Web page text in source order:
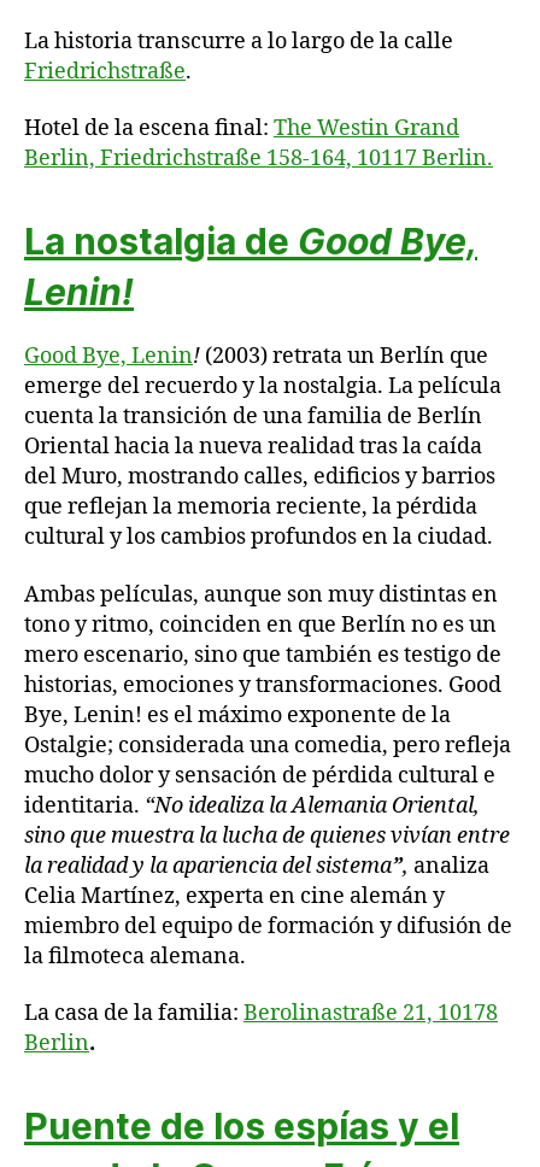
La historia transcurre a lo largo de la calle
Friedrichstraße.
Hotel de la escena final: The Westin Grand
Berlin, Friedrichstraße 158-164, 10117 Berlin.
La nostalgia de Good Bye,
Lenin!
Good Bye, Lenin! (2003) retrata un Berlín que
emerge del recuerdo y la nostalgia. La película
cuenta la transición de una familia de Berlín
Oriental hacia la nueva realidad tras la caída
del Muro, mostrando calles, edificios y barrios
que reflejan la memoria reciente, la pérdida
cultural y los cambios profundos en la ciudad.
Ambas películas, aunque son muy distintas en
tono y ritmo, coinciden en que Berlín no es un
mero escenario, sino que también es testigo de
historias, emociones y transformaciones. Good
Bye, Lenin! es el máximo exponente de la
Ostalgie; considerada una comedia, pero refleja
mucho dolor y sensación de pérdida cultural e
identitaria. “No idealiza la Alemania Oriental,
sino que muestra la lucha de quienes vivían entre
la realidad y la apariencia del sistema”, analiza
Celia Martínez, experta en cine alemán y
miembro del equipo de formación y difusión de
la filmoteca alemana.
La casa de la familia: Berolinastraße 21, 10178
Berlin.
Puente de los espías y el